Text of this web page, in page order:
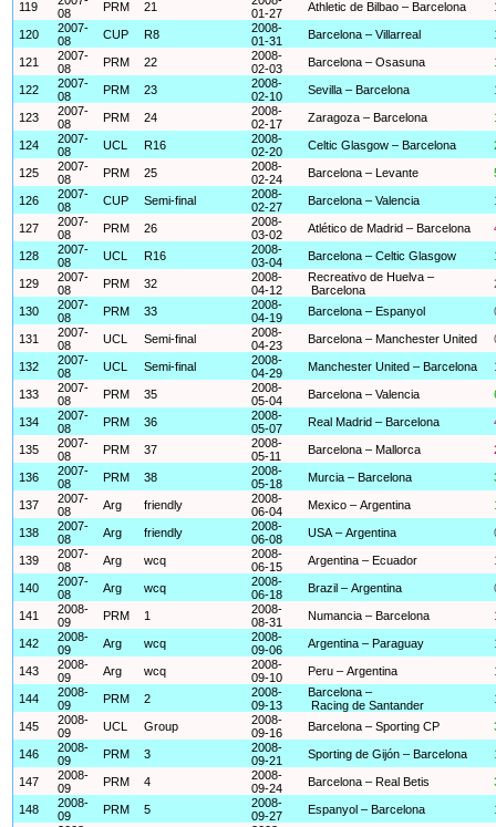
119
08
PRM 21
01-27
Athletic de Bilbao – Barcelona
120
2007-
08
CUP R8
2008-
01-31
Barcelona – Villarreal
121
2007-
08
PRM 22
2008-
02-03
Barcelona – Osasuna
122
2007-
08
PRM 23
2008-
02-10
Sevilla – Barcelona
123
2007-
08
PRM 24
2008-
02-17
Zaragoza – Barcelona
124
2007-
08
UCL R16
2008-
02-20
Celtic Glasgow – Barcelona
125
2007-
08
PRM 25
2008-
02-24
Barcelona – Levante
126
2007-
08
CUP Semi-final
2008-
02-27
Barcelona – Valencia
127
2007-
08
PRM 26
2008-
03-02
Atlético de Madrid – Barcelona
128
2007-
08
UCL R16
2008-
03-04
Barcelona – Celtic Glasgow
129
2007-
08
PRM 32
2008-
04-12
Recreativo de Huelva –
Barcelona
130
2007-
08
PRM 33
2008-
04-19
Barcelona – Espanyol
131
2007-
08
UCL Semi-final
2008-
04-23
Barcelona – Manchester United
132
2007-
08
UCL Semi-final
2008-
04-29
Manchester United – Barcelona
133
2007-
08
PRM 35
2008-
05-04
Barcelona – Valencia
134
2007-
08
PRM 36
2008-
05-07
Real Madrid – Barcelona
135
2007-
08
PRM 37
2008-
05-11
Barcelona – Mallorca
136
2007-
08
PRM 38
2008-
05-18
Murcia – Barcelona
137
2007-
08
Arg friendly
2008-
06-04
Mexico – Argentina
138
2007-
08
Arg friendly
2008-
06-08
USA – Argentina
139
2007-
08
Arg wcq
2008-
06-15
Argentina – Ecuador
140
2007-
08
Arg wcq
2008-
06-18
Brazil – Argentina
141
2008-
09
PRM 1
2008-
08-31
Numancia – Barcelona
142
2008-
09
Arg wcq
2008-
09-06
Argentina – Paraguay
143
2008-
09
Arg wcq
2008-
09-10
Peru – Argentina
144
2008-
09
PRM 2
2008-
09-13
Barcelona –
Racing de Santander
145
2008-
09
UCL Group
2008-
09-16
Barcelona – Sporting CP
146
2008-
09
PRM 3
2008-
09-21
Sporting de Gijón – Barcelona
147
2008-
09
PRM 4
2008-
09-24
Barcelona – Real Betis
148
2008-
09
PRM 5
2008-
09-27
Espanyol – Barcelona